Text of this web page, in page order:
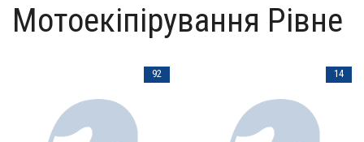
Мотоекіпірування Рівне
92 14